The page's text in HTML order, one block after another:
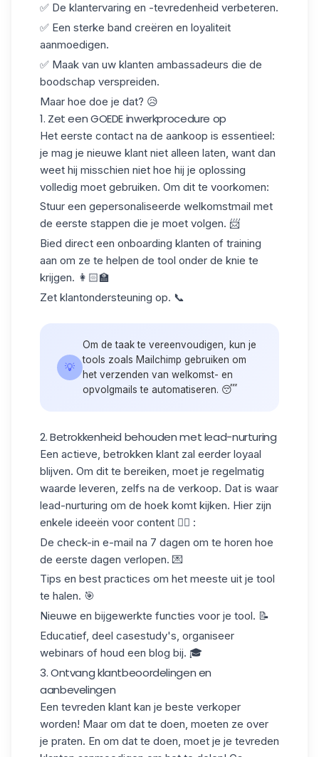
✅ De klantervaring en -tevredenheid verbeteren.
✅ Een sterke band creëren en loyaliteit
aanmoedigen.
✅ Maak van uw klanten ambassadeurs die de
boodschap verspreiden.
Maar hoe doe je dat? 😥
1. Zet een GOEDE inwerkprocedure op
Het eerste contact na de aankoop is essentieel:
je mag je nieuwe klant niet alleen laten, want dan
weet hij misschien niet hoe hij je oplossing
volledig moet gebruiken. Om dit te voorkomen:
Stuur een gepersonaliseerde welkomstmail met
de eerste stappen die je moet volgen. 📨
Bied direct een onboarding klanten of training
aan om ze te helpen de tool onder de knie te
krijgen. 👩🏻‍🏫
Zet klantondersteuning op. 📞
💡
Om de taak te vereenvoudigen, kun je
tools zoals Mailchimp gebruiken om
het verzenden van welkomst- en
opvolgmails te automatiseren. 😴
2. Betrokkenheid behouden met lead-nurturing
Een actieve, betrokken klant zal eerder loyaal
blijven. Om dit te bereiken, moet je regelmatig
waarde leveren, zelfs na de verkoop. Dat is waar
lead-nurturing om de hoek komt kijken. Hier zijn
enkele ideeën voor content 👇🏻 :
De check-in e-mail na 7 dagen om te horen hoe
de eerste dagen verlopen. 💌
Tips en best practices om het meeste uit je tool
te halen. 🎯
Nieuwe en bijgewerkte functies voor je tool. 📝
Educatief, deel casestudy's, organiseer
webinars of houd een blog bij. 🎓
3. Ontvang klantbeoordelingen en
aanbevelingen
Een tevreden klant kan je beste verkoper
worden! Maar om dat te doen, moeten ze over
je praten. En om dat te doen, moet je je tevreden